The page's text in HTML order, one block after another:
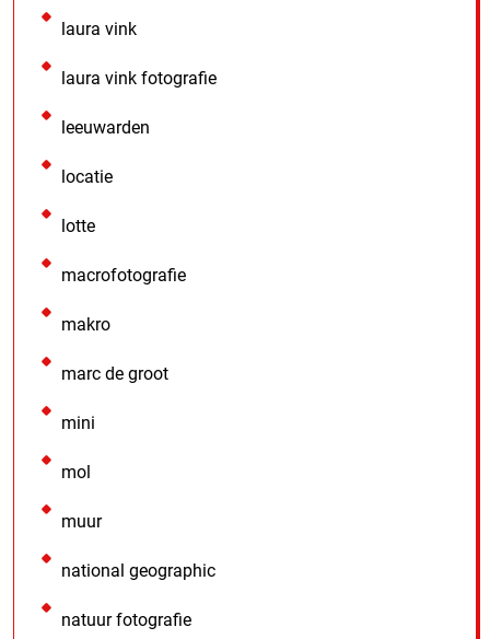
laura vink
laura vink fotografie
leeuwarden
locatie
lotte
macrofotografie
makro
marc de groot
mini
mol
muur
national geographic
natuur fotografie